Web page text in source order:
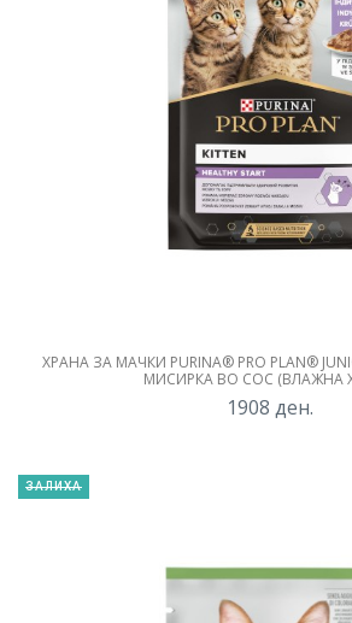
ХРАНА ЗА МАЧКИ PURINA® PRO PLAN®
МИСИРКА ВО СОС (ВЛАЖНА
1908 ден.
ЗАЛИХА